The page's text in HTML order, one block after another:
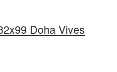
Doha Vives